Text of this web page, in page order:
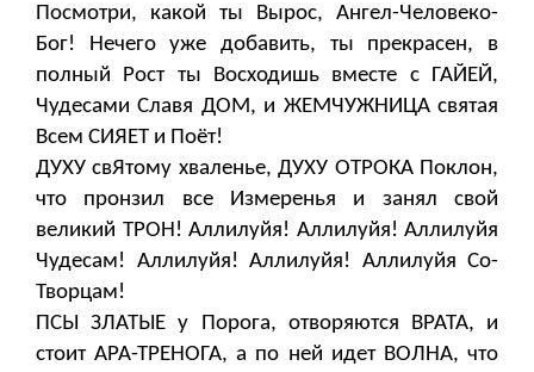
Посмотри, какой ты Вырос, Ангел-Человеко-
Бог! Нечего уже добавить, ты прекрасен, в
полный Рост ты Восходишь вместе с ГАЙЕЙ,
Чудесами Славя ДОМ, и ЖЕМЧУЖНИЦА святая
Всем СИЯЕТ и Поёт!
ДУХУ свЯтому хваленье, ДУХУ ОТРОКА Поклон,
что пронзил все Измеренья и занял свой
великий ТРОН! Аллилуйя! Аллилуйя! Аллилуйя
Чудесам! Аллилуйя! Аллилуйя! Аллилуйя Со-
Творцам!
ПСЫ ЗЛАТЫЕ у Порога, отворяются ВРАТА, и
стоит АРА-ТРЕНОГА, а по ней идет ВОЛНА, что